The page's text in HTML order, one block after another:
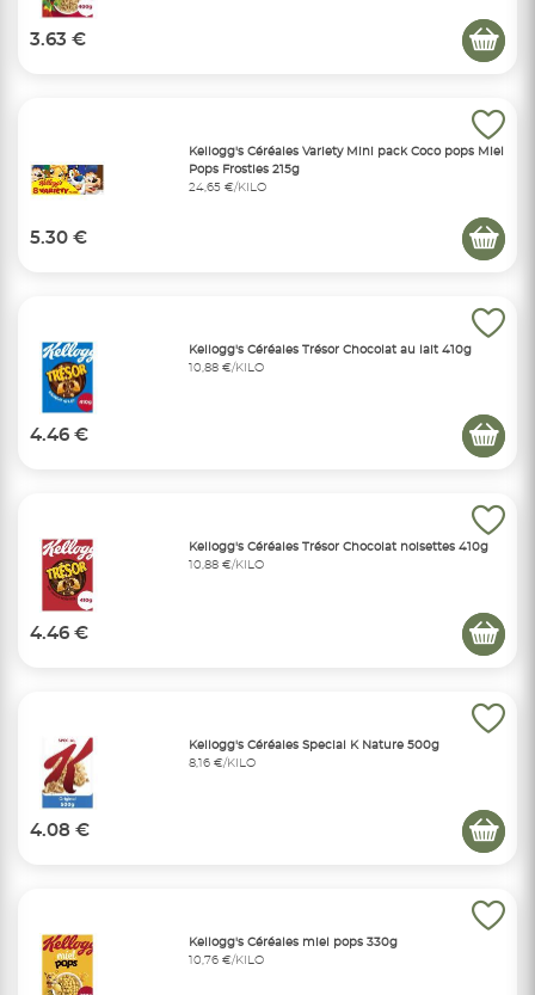
3.63 €
Kellogg's Céréales Variety Mini pack Coco pops Miel
Pops Frosties 215g
24,65 €/KILO
5.30 €
Kellogg's Céréales Trésor Chocolat au lait 410g
10,88 €/KILO
4.46 €
Kellogg's Céréales Trésor Chocolat noisettes 410g
10,88 €/KILO
4.46 €
Kellogg's Céréales Special K Nature 500g
8,16 €/KILO
4.08 €
Kellogg's Céréales miel pops 330g
10,76 €/KILO